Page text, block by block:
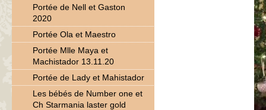
Portée de Nell et Gaston
2020
Portée Ola et Maestro
Portée Mlle Maya et
Machistador 13.11.20
Portée de Lady et Mahistador
Les bébés de Number one et
Ch Starmania laster gold